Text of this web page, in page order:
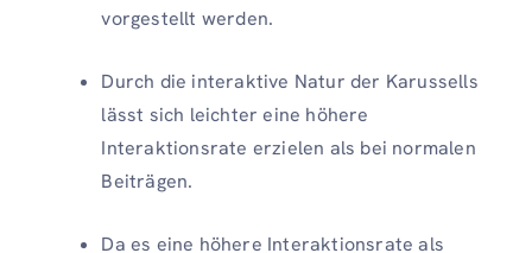
vorgestellt werden.
Durch die interaktive Natur der Karussells
lässt sich leichter eine höhere
Interaktionsrate erzielen als bei normalen
Beiträgen.
Da es eine höhere Interaktionsrate als